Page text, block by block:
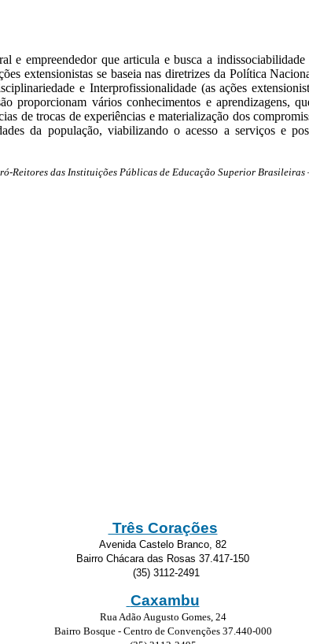
e empreendedor que articula e busca a
extensionistas se baseia nas diretrizes da Política
e Interprofissionalidade (as ações
proporcionam vários conhecimentos e aprendizagens,
de trocas de experiências e materialização dos
da população, viabilizando o acesso a serviços
Reitores das Instituições Públicas de Educação Superior Brasileiras
Três Corações
Avenida Castelo Branco, 82
Bairro Chácara das Rosas 37.417-150
(35) 3112-2491
Caxambu
Rua Adão Augusto Gomes, 24
Bairro Bosque - Centro de Convenções 37.440-000